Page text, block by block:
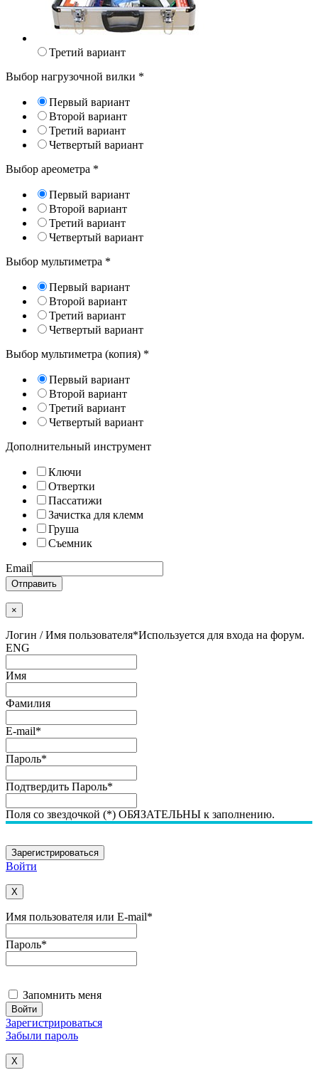
Третий вариант
Выбор нагрузочной вилки *
Первый вариант
Второй вариант
Третий вариант
Четвертый вариант
Выбор ареометра *
Первый вариант
Второй вариант
Третий вариант
Четвертый вариант
Выбор мультиметра *
Первый вариант
Второй вариант
Третий вариант
Четвертый вариант
Выбор мультиметра (копия) *
Первый вариант
Второй вариант
Третий вариант
Четвертый вариант
Дополнительный инструмент
Ключи
Отвертки
Пассатижи
Зачистка для клемм
Груша
Съемник
Email
Отправить
×
Логин / Имя пользователя*Используется для входа на форум.
ENG
Имя
Фамилия
E-mail*
Пароль*
Подтвердить Пароль*
Поля со звездочкой (*) ОБЯЗАТЕЛЬНЫ к заполнению.
Войти
X
Имя пользователя или E-mail*
Пароль*
Запомнить меня
Зарегистрироваться
Забыли пароль
X